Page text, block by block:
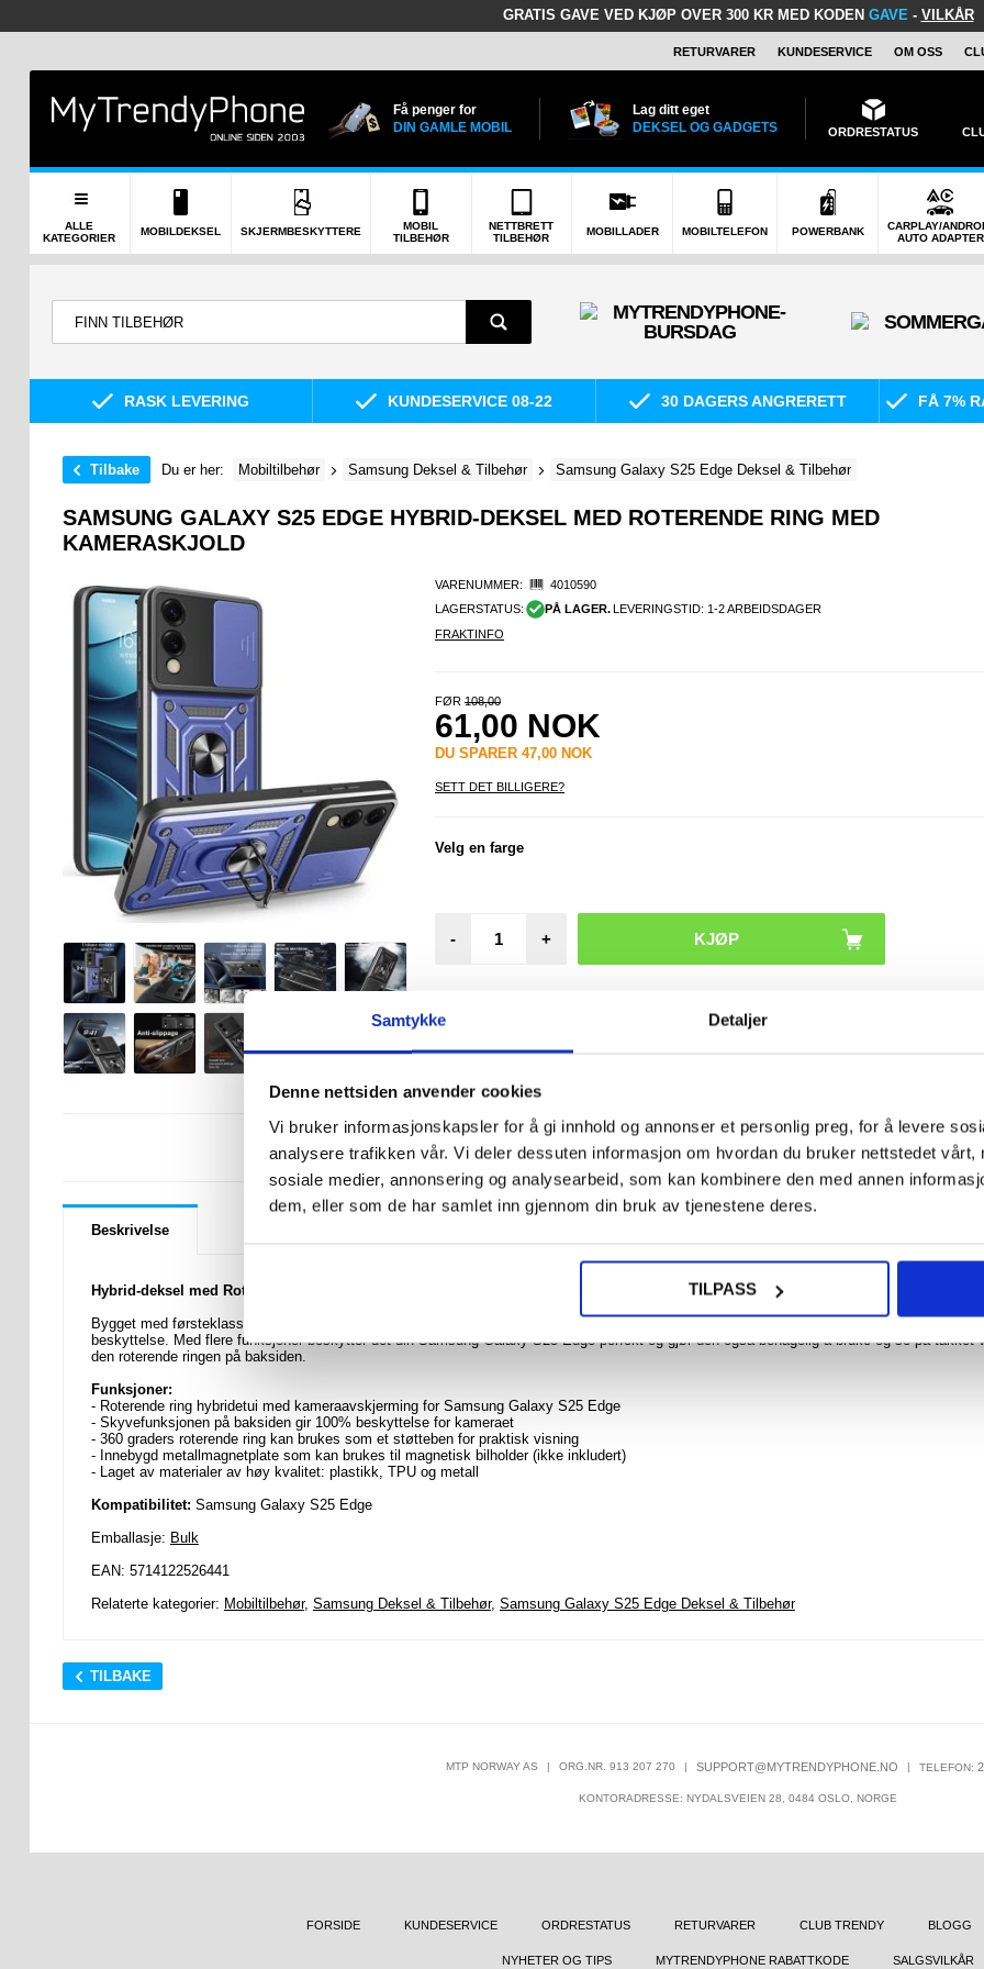
Samtykke Detaljer
Denne nettsiden anvender cookies
Vi bruker informasjonskapsler for å gi innhold og annonser et personlig preg, for å levere
analysere trafikken vår. Vi deler dessuten informasjon om hvordan du bruker nettstedet vårt,
sosiale medier, annonsering og analysearbeid, som kan kombinere den med annen
dem, eller som de har samlet inn gjennom din bruk av tjenestene deres.
TILPASS
GRATIS GAVE VED KJØP OVER 300 KR MED KODEN GAVE- VILKÅR
RETURVARER KUNDESERVICE OM OSS
Få penger for
DIN GAMLE MOBIL
Lag ditt eget
DEKSEL OG GADGETS
ORDRESTATUS
ALLE
KATEGORIER
MOBILDEKSEL SKJERMBESKYTTERE
MOBIL
TILBEHØR
NETTBRETT
TILBEHØR
MOBILLADER MOBILTELEFON POWERBANK
CARPLAY/
AUTO ADAPTER
RASK LEVERING KUNDESERVICE 08-22 30 DAGERS ANGRERETT FÅ 7%
Tilbake Du er her: Mobiltilbehør Samsung Deksel & Tilbehør Samsung Galaxy S25 Edge Deksel & Tilbehør
SAMSUNG GALAXY S25 EDGE HYBRID-DEKSEL MED ROTERENDE RING MED
KAMERASKJOLD
VARENUMMER:
4010590
LAGERSTATUS:
PÅ LAGER.
LEVERINGSTID: 1-2 ARBEIDSDAGER
FRAKTINFO
FØR108,00
61,00 NOK
DU SPARER47,00 NOK
SETT DET BILLIGERE?
Velg en farge
- +
LURER DU PÅ NOE? SPØR OSS! LIVE CHAT
Beskrivelse
Hybrid-deksel med Roterende Ring med Kameraskjold til Samsung Galaxy S25 Edge
Bygget med førsteklasses plastikk, TPU og metallmaterialer, er dette etuiet for Samsung Galaxy S25 Edge designet for å tåle tidens prøve
beskyttelse. Med flere funksjoner beskytter det din Samsung Galaxy S25 Edge perfekt og gjør den også behagelig å bruke og se på takket
den roterende ringen på baksiden.
Funksjoner:
- Roterende ring hybridetui med kameraavskjerming for Samsung Galaxy S25 Edge
- Skyvefunksjonen på baksiden gir 100% beskyttelse for kameraet
- 360 graders roterende ring kan brukes som et støtteben for praktisk visning
- Innebygd metallmagnetplate som kan brukes til magnetisk bilholder (ikke inkludert)
- Laget av materialer av høy kvalitet: plastikk, TPU og metall
Kompatibilitet: Samsung Galaxy S25 Edge
Emballasje: Bulk
EAN: 5714122526441
Relaterte kategorier: Mobiltilbehør, Samsung Deksel & Tilbehør, Samsung Galaxy S25 Edge Deksel & Tilbehør
TILBAKE
FS
MTP NORWAY AS | ORG.NR. 913 207 270 | SUPPORT@MYTRENDYPHONE.NO | TELEFON:
KONTORADRESSE: NYDALSVEIEN 28, 0484 OSLO, NORGE
FORSIDE KUNDESERVICE ORDRESTATUS RETURVARER CLUB TRENDY BLOGG
NYHETER OG TIPS MYTRENDYPHONE RABATTKODE SALGSVILKÅR